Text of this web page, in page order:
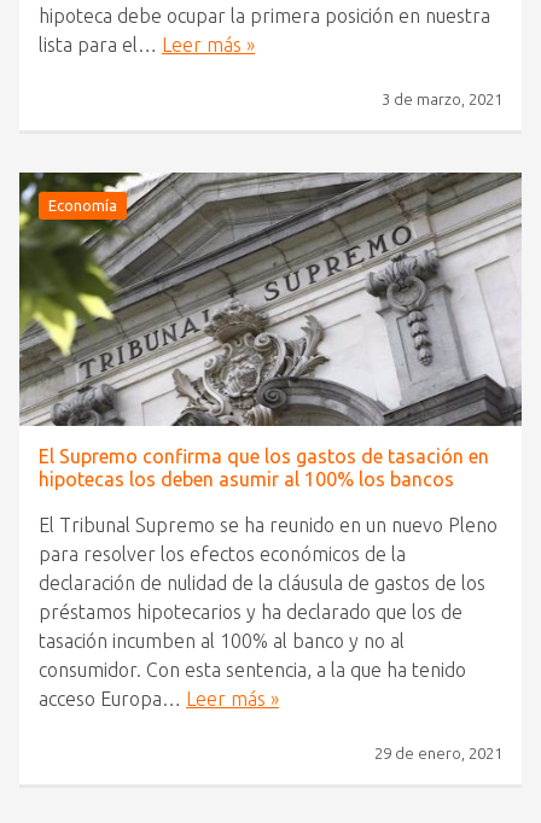
hipoteca debe ocupar la primera posición en nuestra
lista para el… Leer más »
3 de marzo, 2021
Economía
El Supremo confirma que los gastos de tasación en
hipotecas los deben asumir al 100% los bancos
El Tribunal Supremo se ha reunido en un nuevo Pleno
para resolver los efectos económicos de la
declaración de nulidad de la cláusula de gastos de los
préstamos hipotecarios y ha declarado que los de
tasación incumben al 100% al banco y no al
consumidor. Con esta sentencia, a la que ha tenido
acceso Europa… Leer más »
29 de enero, 2021